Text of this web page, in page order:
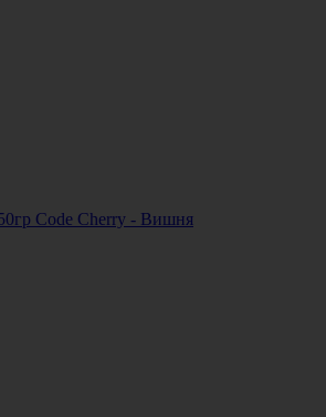
Code Cherry - Вишня